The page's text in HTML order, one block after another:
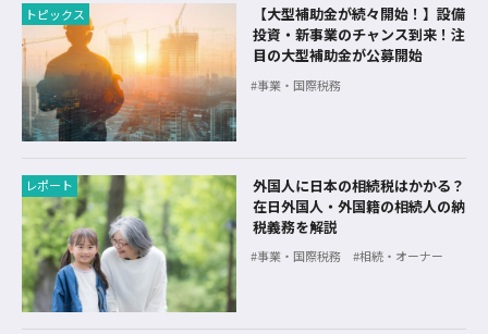
トピックス
【大型補助金が続々開始！】設備
投資・新事業のチャンス到来！注
目の大型補助金が公募開始
事業・国際税務
レポート
外国人に日本の相続税はかかる？
在日外国人・外国籍の相続人の納
税義務を解説
事業・国際税務 相続・オーナー